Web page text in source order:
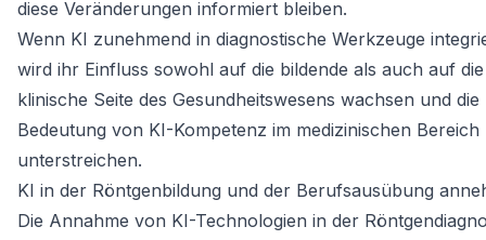
diese Veränderungen informiert bleiben.
Wenn KI zunehmend in diagnostische Werkzeuge
wird ihr Einfluss sowohl auf die bildende als auch auf die
klinische Seite des Gesundheitswesens wachsen und die
Bedeutung von KI-Kompetenz im medizinischen Bereich
unterstreichen.
KI in der Röntgenbildung und der Berufsausübung
Die Annahme von KI-Technologien in der